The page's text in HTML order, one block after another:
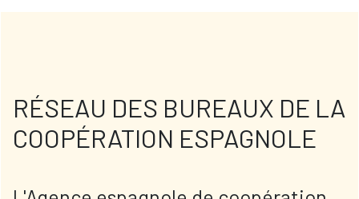
RÉSEAU DES BUREAUX DE LA
COOPÉRATION ESPAGNOLE